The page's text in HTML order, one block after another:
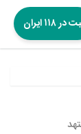
در ۱۱۸ ایران